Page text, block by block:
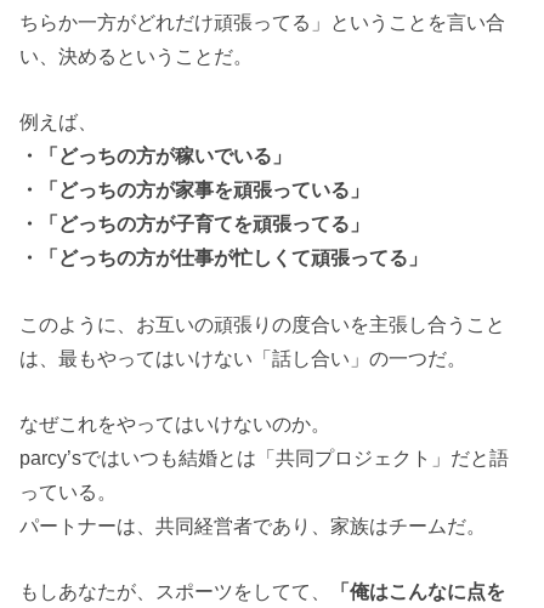
ちらか一方がどれだけ頑張ってる」ということを言い合
い、決めるということだ。
例えば、
・「どっちの方が稼いでいる」
・「どっちの方が家事を頑張っている」
・「どっちの方が子育てを頑張ってる」
・「どっちの方が仕事が忙しくて頑張ってる」
このように、お互いの頑張りの度合いを主張し合うこと
は、最もやってはいけない「話し合い」の一つだ。
なぜこれをやってはいけないのか。
parcy’sではいつも結婚とは「共同プロジェクト」だと語
っている。
パートナーは、共同経営者であり、家族はチームだ。
もしあなたが、スポーツをしてて、 「俺はこんなに点を